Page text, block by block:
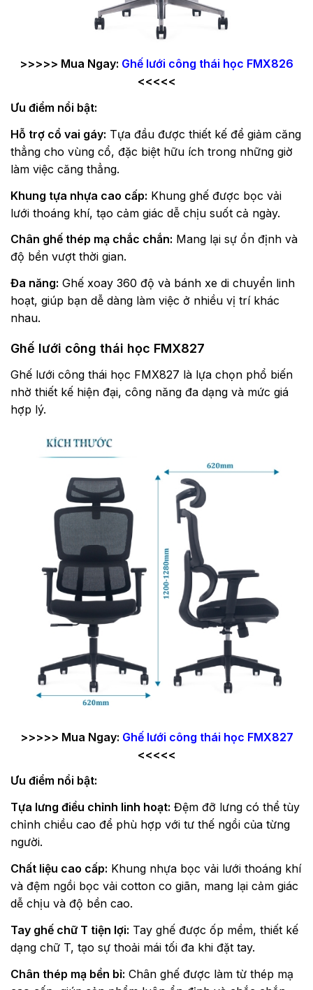
>>>>> Mua Ngay: Ghế lưới công thái học FMX826
<<<<<
Ưu điểm nổi bật:
Hỗ trợ cổ vai gáy: Tựa đầu được thiết kế để giảm căng
thẳng cho vùng cổ, đặc biệt hữu ích trong những giờ
làm việc căng thẳng.
Khung tựa nhựa cao cấp: Khung ghế được bọc vải
lưới thoáng khí, tạo cảm giác dễ chịu suốt cả ngày.
Chân ghế thép mạ chắc chắn: Mang lại sự ổn định và
độ bền vượt thời gian.
Đa năng: Ghế xoay 360 độ và bánh xe di chuyển linh
hoạt, giúp bạn dễ dàng làm việc ở nhiều vị trí khác
nhau.
Ghế lưới công thái học FMX827
Ghế lưới công thái học FMX827 là lựa chọn phổ biến
nhờ thiết kế hiện đại, công năng đa dạng và mức giá
hợp lý.
>>>>> Mua Ngay: Ghế lưới công thái học FMX827
<<<<<
Ưu điểm nổi bật:
Tựa lưng điều chỉnh linh hoạt: Đệm đỡ lưng có thể tùy
chỉnh chiều cao để phù hợp với tư thế ngồi của từng
người.
Chất liệu cao cấp: Khung nhựa bọc vải lưới thoáng khí
và đệm ngồi bọc vải cotton co giãn, mang lại cảm giác
dễ chịu và độ bền cao.
Tay ghế chữ T tiện lợi: Tay ghế được ốp mềm, thiết kế
dạng chữ T, tạo sự thoải mái tối đa khi đặt tay.
Chân thép mạ bền bỉ: Chân ghế được làm từ thép mạ